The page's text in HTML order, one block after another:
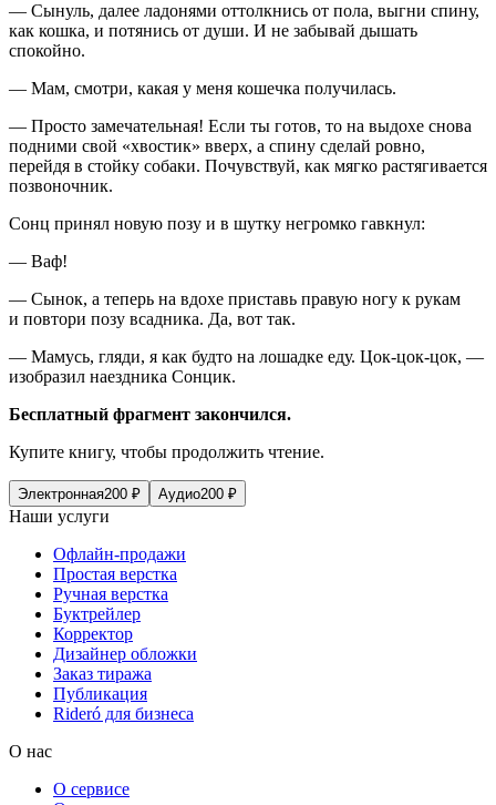
— Сынуль, далее ладонями оттолкнись от пола, выгни спину,
как кошка, и потянись от души. И не забывай дышать
спокойно.
— Мам, смотри, какая у меня кошечка получилась.
— Просто замечательная! Если ты готов, то на выдохе снова
подними свой «хвостик» вверх, а спину сделай ровно,
перейдя в стойку собаки. Почувствуй, как мягко растягивается
позвоночник.
Сонц принял новую позу и в шутку негромко гавкнул:
— Ваф!
— Сынок, а теперь на вдохе приставь правую ногу к рукам
и повтори позу всадника. Да, вот так.
— Мамусь, гляди, я как будто на лошадке еду. Цок-цок-цок, —
изобразил наездника Сонцик.
Бесплатный фрагмент закончился.
Купите книгу, чтобы продолжить чтение.
Электронная200 ₽ Аудио200 ₽
Наши услуги
Офлайн-продажи
Простая верстка
Ручная верстка
Буктрейлер
Корректор
Дизайнер обложки
Заказ тиража
Публикация
Rideró для бизнеса
О нас
О сервисе